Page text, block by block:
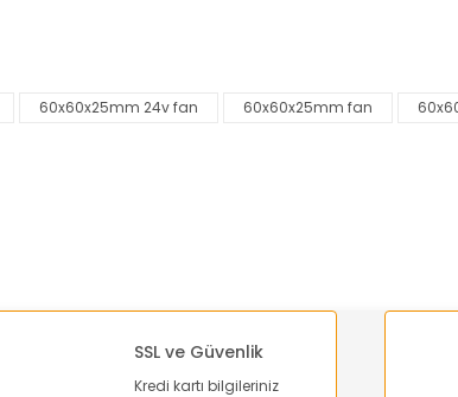
60x60x25mm 24v fan 60x60x25mm fan
SSL ve Güvenlik
Kredi kartı bilgileriniz